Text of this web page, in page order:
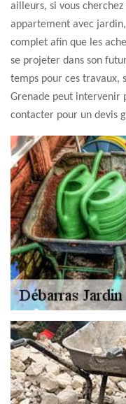
ailleurs, si vous
appartement avec
complet afin que les
se projeter dans son
temps pour ces travaux,
Grenade peut intervenir
contacter pour un devis